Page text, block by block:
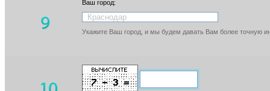
Ваш город:
Укажите Ваш город, и мы будем давать Вам более точную